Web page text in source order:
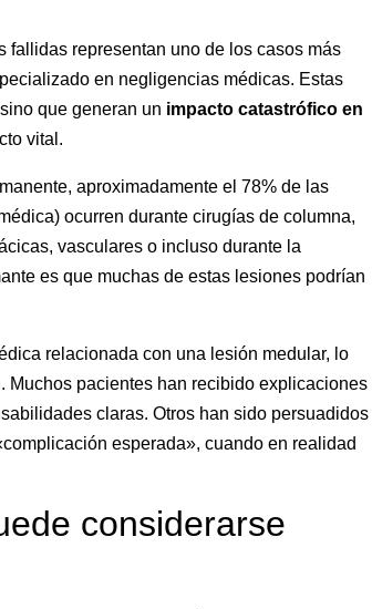
fallidas representan uno de los casos más
en negligencias médicas. Estas
que generan un impacto catastrófico en
vital.
aproximadamente el 78% de las
ocurren durante cirugías de columna,
vasculares o incluso durante la
es que muchas de estas lesiones podrían
relacionada con una lesión medular, lo
Muchos pacientes han recibido explicaciones
claras. Otros han sido persuadidos
esperada», cuando en realidad
considerarse